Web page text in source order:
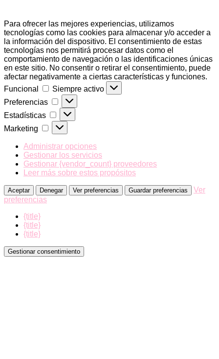
Para ofrecer las mejores experiencias, utilizamos
tecnologías como las cookies para almacenar y/o acceder a
la información del dispositivo. El consentimiento de estas
tecnologías nos permitirá procesar datos como el
comportamiento de navegación o las identificaciones únicas
en este sitio. No consentir o retirar el consentimiento, puede
afectar negativamente a ciertas características y funciones.
Funcional
Funcional
Siempre activo
Preferencias
Preferencias
Estadísticas Estadísticas
Marketing Marketing
Administrar opciones
Gestionar los servicios
Gestionar {vendor_count} proveedores
Leer más sobre estos propósitos
Aceptar Denegar Ver preferencias Guardar preferencias
Ver
preferencias
{title}
{title}
{title}
Gestionar consentimiento